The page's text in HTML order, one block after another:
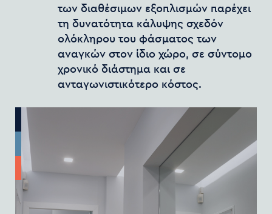
των διαθέσιμων εξοπλισμών παρέχει
τη δυνατότητα κάλυψης σχεδόν
ολόκληρου του φάσματος των
αναγκών στον ίδιο χώρο, σε σύντομο
χρονικό διάστημα και σε
ανταγωνιστικότερο κόστος.